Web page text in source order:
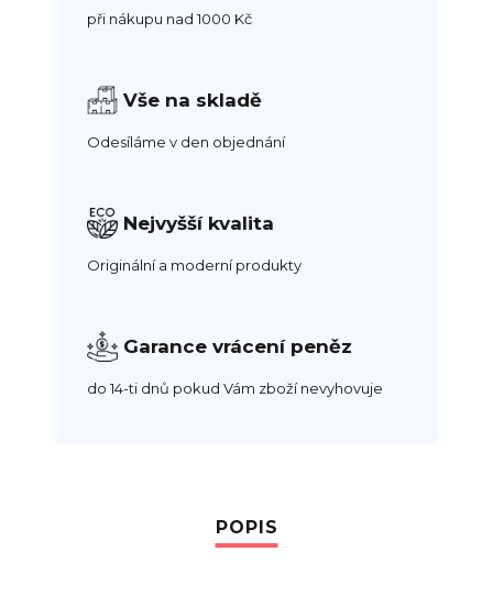
při nákupu nad 1000 Kč
Vše na skladě
Odesíláme v den objednání
Nejvyšší kvalita
Originální a moderní produkty
Garance vrácení peněz
do 14-ti dnů pokud Vám zboží nevyhovuje